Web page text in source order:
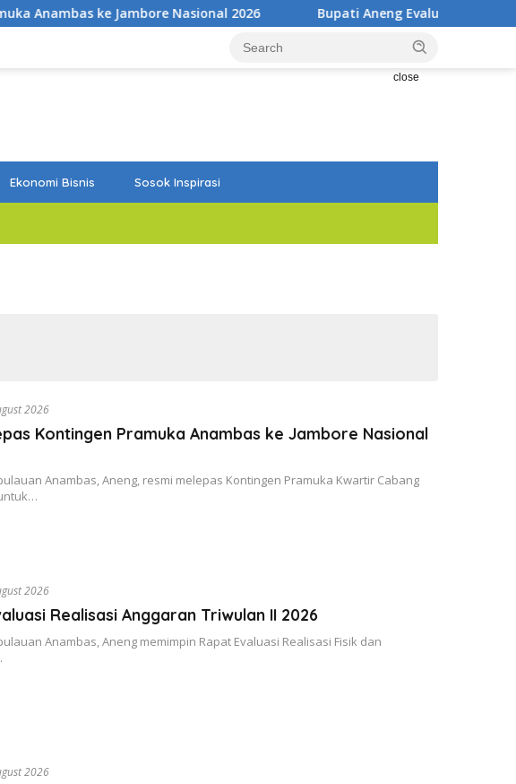
ke Jambore Nasional 2026 Bupati Aneng Evaluasi Realisasi Anggaran
close
Ekonomi Bisnis Sosok Inspirasi
2026
Kontingen Pramuka Anambas ke Jambore Nasional
Anambas, Aneng, resmi melepas Kontingen Pramuka Kwartir Cabang
2026
Realisasi Anggaran Triwulan II 2026
Anambas, Aneng memimpin Rapat Evaluasi Realisasi Fisik dan
2026